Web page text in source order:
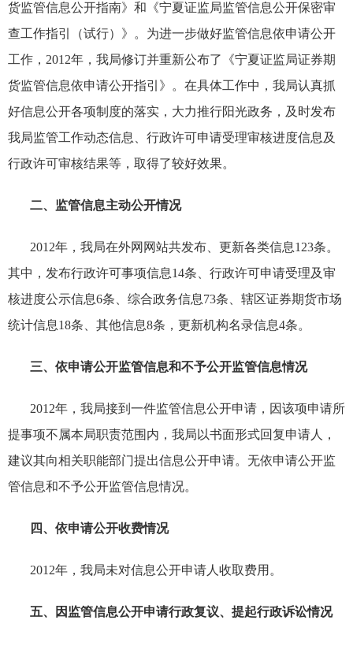
货监管信息公开指南》和《宁夏证监局监管信息公开保密审
查工作指引（试行）》 。为进一步做好监管信息依申请公开
工作，2012年，我局修订并重新公布了《宁夏证监局证券期
货监管信息依申请公开指引》 。 在具体工作中 ，我局认真抓
好信息公开各项制度的落实，大力推行阳光政务，及时发布
我局监管工作动态信息、行政许可申请受理审核进度信息及
行政许可审核结果等，取得了较好效果。
二、监管信息主动公开情况
2012年，我局在外网网站共发布、更新各类信息123条。
其中 ， 发布行政许可事项信息14条、 行政许可申请受理及审
核进度公示信息6条、 综合政务信息73条、 辖区证券期货市场
统计信息18条、 其他信息8条 ， 更新机构名录信息4条。
三、依申请公开监管信息和不予公开监管信息情况
2012年，我局接到 一件监管信息公开申请，因该项申请所
提事项不属本局职责范围内，我局以书面形式回复申请人，
建议其向相关职能部门提出信息公开申请。 无依申请公开监
管信息和不予公开监管信息情况。
四、依申请公开收费情况
2012年，我局未对信息公开申请人收取费用。
五、因监管信息公开申请行政复议、提起行政诉讼情况